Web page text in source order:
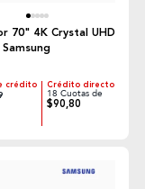
70" 4K Crystal UHD
crédito Crédito directo
18 Cuotas de
$90,80